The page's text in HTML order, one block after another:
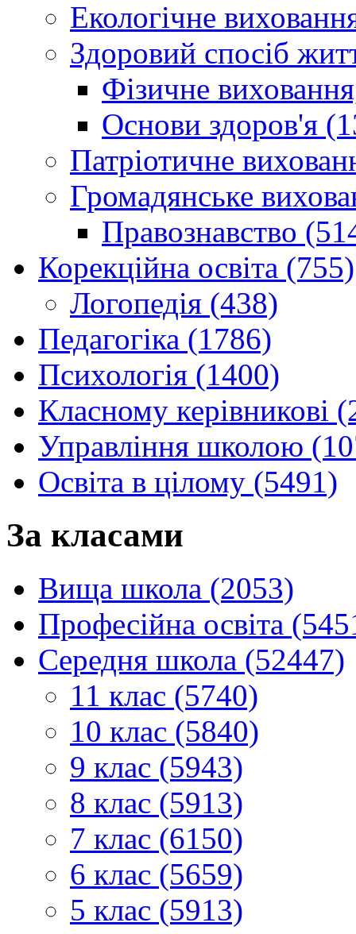
Екологічне
Здоровий спосіб
Фізичне
Основи здоров'я
Патріотичне
Громадянське
Правознавство
Корекційна освіта (755)
Логопедія (438)
Педагогіка (1786)
Психологія (1400)
Класному керівникові
Управління школою
Освіта в цілому (5491)
За класами
Вища школа (2053)
Професійна освіта
Середня школа (52447)
11 клас (5740)
10 клас (5840)
9 клас (5943)
8 клас (5913)
7 клас (6150)
6 клас (5659)
5 клас (5913)